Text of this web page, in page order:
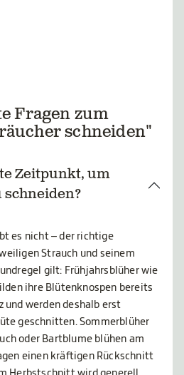
Fragen zum
schneiden"
Zeitpunkt, um
es nicht – der richtige
Strauch und seinem
gilt: Frühjahrsblüher wie
ihre Blütenknospen bereits
und werden deshalb erst
geschnitten. Sommerblüher
oder Bartblume blühen am
einen kräftigen Rückschnitt